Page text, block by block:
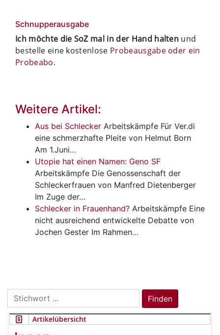
Schnupperausgabe
Ich möchte die SoZ mal in der Hand halten und
bestelle eine kostenlose Probeausgabe oder ein
Probeabo.
Weitere Artikel:
Aus bei Schlecker Arbeitskämpfe Für Ver.di
eine schmerzhafte Pleite von Helmut Born
Am 1.Juni…
Utopie hat einen Namen: Geno SF
Arbeitskämpfe Die Genossenschaft der
Schleckerfrauen von Manfred Dietenberger
Im Zuge der…
Schlecker in Frauenhand? Arbeitskämpfe Eine
nicht ausreichend entwickelte Debatte von
Jochen Gester Im Rahmen…
Search
for:
Finden
Artikelübersicht